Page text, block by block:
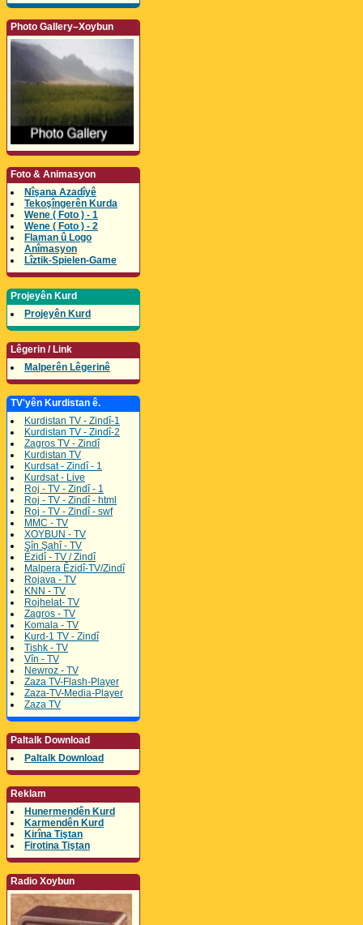
Photo Gallery–Xoybun
Foto & Animasyon
Nîşana Azadîyê
Tekoşîngerên Kurda
Wene ( Foto ) - 1
Wene ( Foto ) - 2
Flaman û Logo
Anîmasyon
Lîztik-Spielen-Game
Projeyên Kurd
Projeyên Kurd
Lêgerin / Link
Malperên Lêgerinê
TV'yên Kurdistan ê.
Kurdistan TV - Zindî-1
Kurdistan TV - Zindî-2
Zagros TV - Zindî
Kurdistan TV
Kurdsat - Zindî - 1
Kurdsat - Live
Roj - TV - Zindî - 1
Roj - TV - Zindî - html
Roj - TV - Zindî - swf
MMC - TV
XOYBUN - TV
Şîn Şahî - TV
Êzidî - TV / Zindî
Malpera Êzidî-TV/Zindî
Rojava - TV
KNN - TV
Rojhelat- TV
Zagros - TV
Komala - TV
Kurd-1 TV - Zindî
Tishk - TV
Vîn - TV
Newroz - TV
Zaza TV-Flash-Player
Zaza-TV-Media-Player
Zaza TV
Paltalk Download
Paltalk Download
Reklam
Hunermendên Kurd
Karmendên Kurd
Kirîna Tiştan
Firotina Tiştan
Radio Xoybun